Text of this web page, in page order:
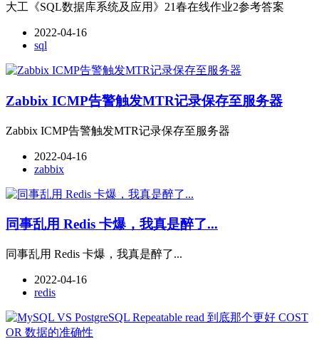
大工《SQL数据库系统及应用》21春在线作业2参考答案
2022-04-16
sql
Zabbix ICMP告警触发MTR记录保存至服务器
Zabbix ICMP告警触发MTR记录保存至服务器
2022-04-16
zabbix
同事乱用 Redis 卡爆，我真是醉了...
同事乱用 Redis 卡爆，我真是醉了...
2022-04-16
redis